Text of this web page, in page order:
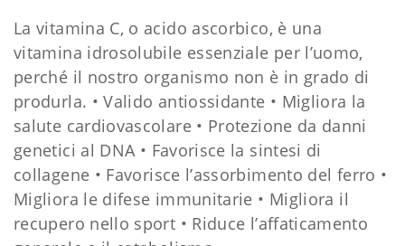
La vitamina C, o acido ascorbico, è una
vitamina idrosolubile essenziale per l’uomo,
perché il nostro organismo non è in grado di
produrla. • Valido antiossidante • Migliora la
salute cardiovascolare • Protezione da danni
genetici al DNA • Favorisce la sintesi di
collagene • Favorisce l’assorbimento del ferro •
Migliora le difese immunitarie • Migliora il
recupero nello sport • Riduce l’affaticamento